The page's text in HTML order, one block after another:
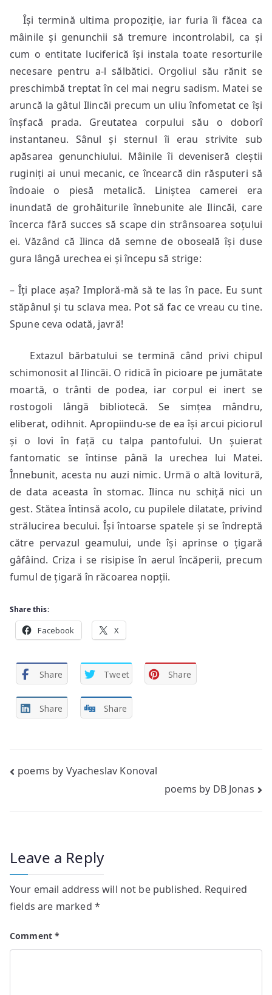
Își termină ultima propoziție, iar furia îi făcea ca
mâinile și genunchii să tremure incontrolabil, ca și
cum o entitate luciferică își instala toate resorturile
necesare pentru a-l sălbătici. Orgoliul său rănit se
preschimbă treptat în cel mai negru sadism. Matei se
aruncă la gâtul Ilincăi precum un uliu înfometat ce își
înșfacă prada. Greutatea corpului său o doborî
instantaneu. Sânul și sternul îi erau strivite sub
apăsarea genunchiului. Mâinile îi deveniseră cleștii
ruginiți ai unui mecanic, ce încearcă din răsputeri să
îndoaie o piesă metalică. Liniștea camerei era
inundată de grohăiturile înnebunite ale Ilincăi, care
încerca fără succes să scape din strânsoarea soțului
ei. Văzând că Ilinca dă semne de oboseală își duse
gura lângă urechea ei și începu să strige:
– Îți place așa? Imploră-mă să te las în pace. Eu sunt
stăpânul și tu sclava mea. Pot să fac ce vreau cu tine.
Spune ceva odată, javră!
Extazul bărbatului se termină când privi chipul
schimonosit al Ilincăi. O ridică în picioare pe jumătate
moartă, o trânti de podea, iar corpul ei inert se
rostogoli lângă bibliotecă. Se simțea mândru,
eliberat, odihnit. Apropiindu-se de ea își arcui piciorul
și o lovi în față cu talpa pantofului. Un șuierat
fantomatic se întinse până la urechea lui Matei.
Înnebunit, acesta nu auzi nimic. Urmă o altă lovitură,
de data aceasta în stomac. Ilinca nu schiță nici un
gest. Stătea întinsă acolo, cu pupilele dilatate, privind
strălucirea becului. Își întoarse spatele și se îndreptă
către pervazul geamului, unde își aprinse o țigară
gâfâind. Criza i se risipise în aerul încăperii, precum
fumul de țigară în răcoarea nopții.
Share this:
Facebook X
Share Tweet Share
Share Share
Post
poems by Vyacheslav Konoval
poems by DB Jonas
Leave a Reply
Your email address will not be published. Required
fields are marked *
Comment*